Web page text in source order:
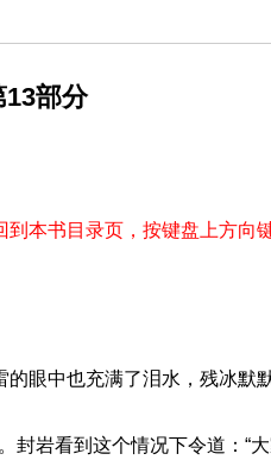
13部分
本书目录页，按键盘上方向
眼中也充满了泪水，残冰默默
岩看到这个情况下令道：“